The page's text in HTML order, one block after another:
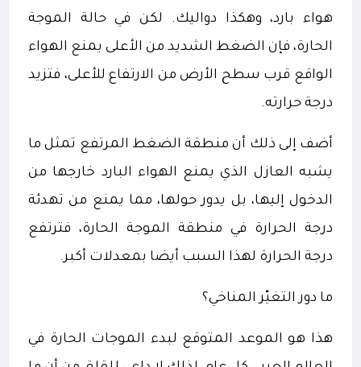
هواء بارد، وهكذا دواليك. لكن في حالة الموجة
الحارة، فإن الضغط الشديد من الأعلى يمنع الهواء
الواقع قرب سطح الأرض من الارتفاع للأعلى، فتزيد
درجة حرارته.
أضف إلى ذلك أن منطقة الضغط المرتفع تمثل ما
يشبه العازل الذي يمنع الهواء البارد خارجها من
الدخول إليها، بل يدور حولها، مما يمنع من تهدئة
درجة الحرارة في منطقة الموجة الحارة، فترتفع
درجة الحرارة لهذا السبب أيضا بمعدلات أكبر.
ما دور التغيّر المناخي؟
هذا هو الموعد المتوقع لبدء الموجات الحارة في